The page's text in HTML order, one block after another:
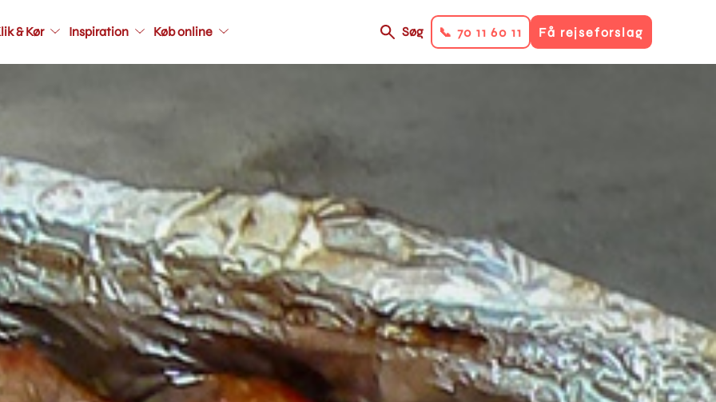
& Kør Inspiration Køb online
secondary
Søg 📞 70 11 60 11 Få rejseforslag